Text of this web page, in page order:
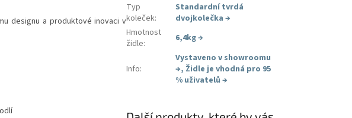
designu a produktové inovaci v
Typ
koleček:
Standardní tvrdá
dvojkolečka →
Hmotnost
židle: 6,4kg→
Info:
Vystaveno v showroomu
→, Židle je vhodná pro 95
% uživatelů →